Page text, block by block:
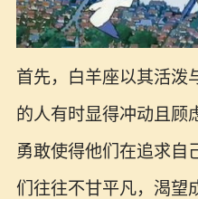
首先，白羊座以其活泼
的人有时显得冲动且顾
勇敢使得他们在追求自
们往往不甘平凡，渴望